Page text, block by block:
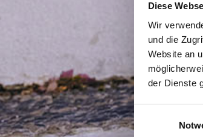
Diese
Wir
und die
Website an
der Dienste